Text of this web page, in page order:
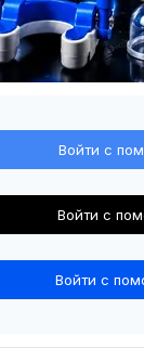
Войти с
Войти с
Войти с